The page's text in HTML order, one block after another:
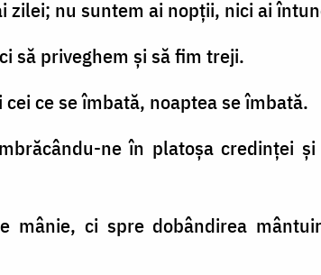
zilei; nu suntem ai nopţii, nici ai
să priveghem şi să fim treji.
ce se îmbată, noaptea se îmbată.
ne în platoşa credinţei
mânie, ci spre dobândirea